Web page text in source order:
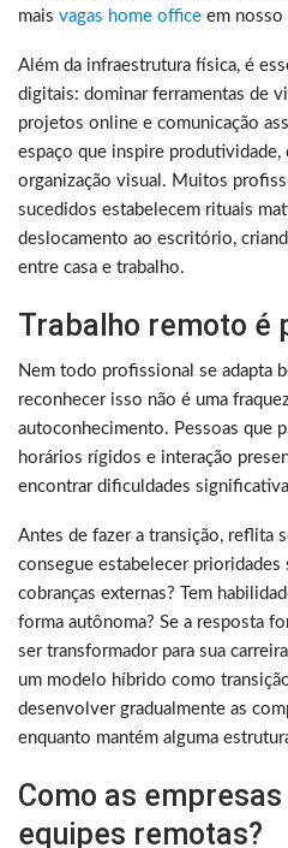
mais vagas home office em nosso
Além da infraestrutura física, é
digitais: dominar ferramentas de
projetos online e comunicação
espaço que inspire produtividade,
organização visual. Muitos
sucedidos estabelecem rituais
deslocamento ao escritório,
entre casa e trabalho.
Trabalho remoto é
Nem todo profissional se adapta
reconhecer isso não é uma
autoconhecimento. Pessoas que
horários rígidos e interação
encontrar dificuldades
Antes de fazer a transição, reflita
consegue estabelecer prioridades
cobranças externas? Tem
forma autônoma? Se a resposta
ser transformador para sua
um modelo híbrido como
desenvolver gradualmente as
enquanto mantém alguma
Como as
equipes remotas?